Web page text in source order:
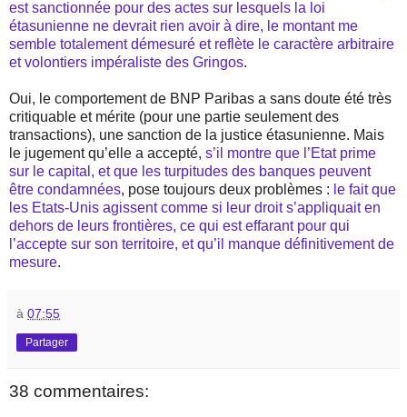
est sanctionnée pour des actes sur lesquels la loi
étasunienne ne devrait rien avoir à dire, le montant me
semble totalement démesuré et reflète le caractère arbitraire
et volontiers impéraliste des Gringos.
Oui, le comportement de BNP Paribas a sans doute été très
critiquable et mérite (pour une partie seulement des
transactions), une sanction de la justice étasunienne. Mais
le jugement qu’elle a accepté, s’il montre que l’Etat prime
sur le capital, et que les turpitudes des banques peuvent
être condamnées, pose toujours deux problèmes : le fait que
les Etats-Unis agissent comme si leur droit s’appliquait en
dehors de leurs frontières, ce qui est effarant pour qui
l’accepte sur son territoire, et qu’il manque définitivement de
mesure.
à 07:55
Partager
38 commentaires: